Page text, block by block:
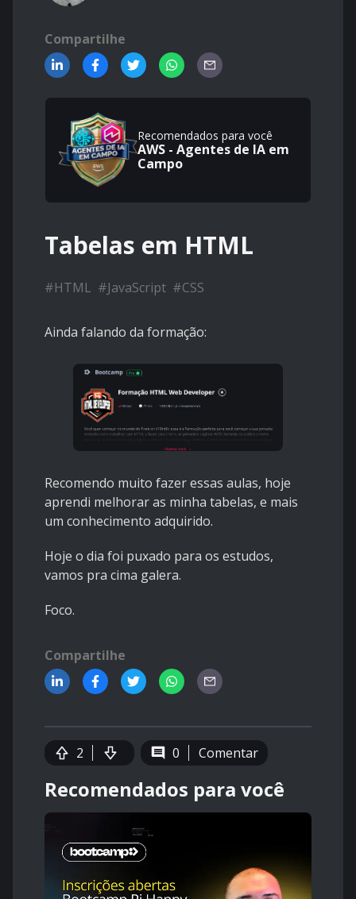
Compartilhe
Recomendados para você
AWS - Agentes de IA em
Campo
Tabelas em HTML
#HTML #JavaScript #CSS
Ainda falando da formação:
Recomendo muito fazer essas aulas, hoje
aprendi melhorar as minha tabelas, e mais
um conhecimento adquirido.
Hoje o dia foi puxado para os estudos,
vamos pra cima galera.
Foco.
Compartilhe
2 0 Comentar
Recomendados para você